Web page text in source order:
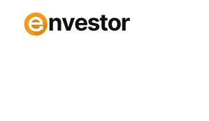
Inhalt
springen